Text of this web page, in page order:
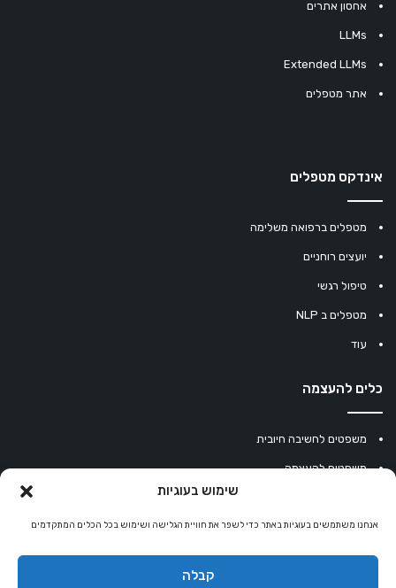
שימוש בעוגיות
אנחנו משתמשים בעוגיות באתר כדי לשפר את חוויית הגלישה ושימוש בכל הכלים המתקדמים
קבלה
אחסון אתרים
LLMs
Extended LLMs
אתר מטפלים
אינדקס מטפלים
מטפלים ברפואה משלימה
יועצים רוחניים
טיפול רגשי
מטפלים ב NLP
עוד
כלים להעצמה
משפטים לחשיבה חיובית
משפטים להעצמה
מחשבון נומרולוגיה
קריסטלים למזלות